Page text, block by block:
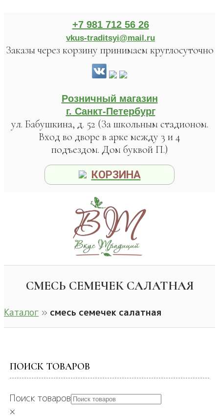
+7 981 712 56 26
vkus-traditsyi@mail.ru
Заказы через корзину принимаем круглосуточно
Розничный магазин
г. Санкт-Петербург
ул. Бабушкина, д. 52 (За школьным стадионом.
Вход во дворе в арке между 3 и 4
подъездом. Дом буквой П.)
КОРЗИНА
СМЕСЬ СЕМЕЧЕК САЛАТНАЯ
Каталог » смесь семечек салатная
ПОИСК ТОВАРОВ
Поиск товаров
×